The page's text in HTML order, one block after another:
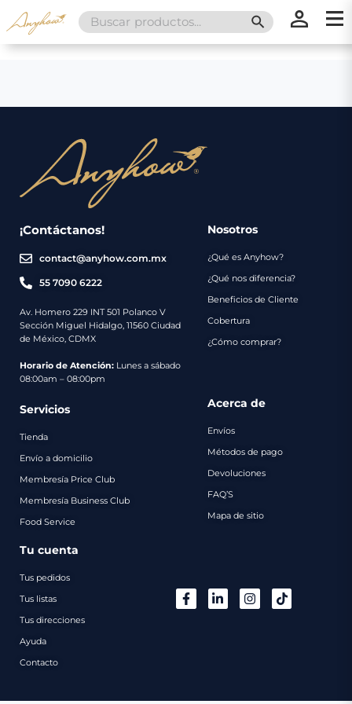
Search
for:
SEARCH
¡Contáctanos!
contact@anyhow.com.mx
55 7090 6222
Av. Homero 229 INT 501 Polanco V
Sección Miguel Hidalgo, 11560 Ciudad
de México, CDMX
Horario de Atención: Lunes a sábado
08:00am – 08:00pm
Nosotros
¿Qué es Anyhow?
¿Qué nos diferencia?
Beneficios de Cliente
Cobertura
¿Cómo comprar?
Servicios
Tienda
Envío a domicilio
Membresía Price Club
Membresía Business Club
Food Service
Acerca de
Envíos
Métodos de pago
Devoluciones
FAQ’S
Mapa de sitio
Tu cuenta
Tus pedidos
Tus listas
Tus direcciones
Ayuda
Contacto
Nosotros
Servicios
Envíos
Métodos
de
Catálogo
Regalos
Contacto